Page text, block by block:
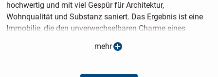
hochwertig und mit viel Gespür für Architektur,
Wohnqualität und Substanz saniert. Das Ergebnis ist eine
Immobilie, die den unverwechselbaren Charme eines
Altbaus mit einem modernen, offenen und großzügigen
Wohngefühl verbindet - in dieser Form ein echtes
einem ca. 428 m² großen Grundstück präsentiert sich ein
mehr